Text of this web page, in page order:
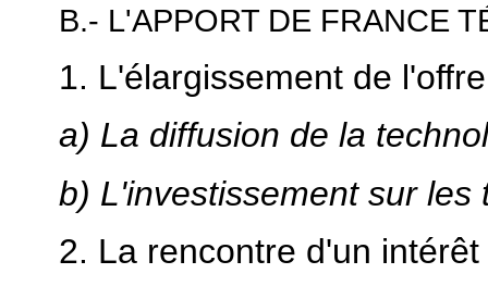
B.- L'APPORT DE FRANCE
1. L'élargissement de
a) La diffusion de la
b) L'investissement sur
2. La rencontre d'un